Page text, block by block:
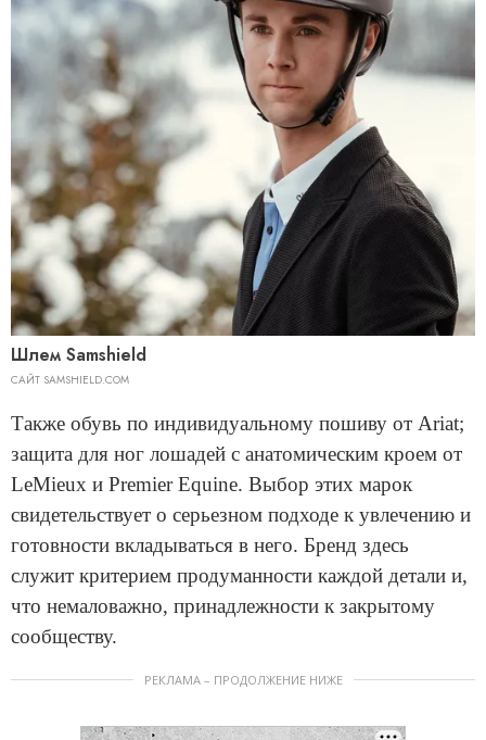
Шлем Samshield
САЙТ SAMSHIELD.COM
Также обувь по индивидуальному пошиву от Ariat;
защита для ног лошадей с анатомическим кроем от
LeMieux и Premier Equine. Выбор этих марок
свидетельствует о серьезном подходе к увлечению и
готовности вкладываться в него. Бренд здесь
служит критерием продуманности каждой детали и,
что немаловажно, принадлежности к закрытому
сообществу.
РЕКЛАМА – ПРОДОЛЖЕНИЕ НИЖЕ